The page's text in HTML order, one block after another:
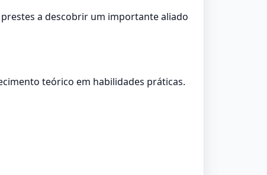
prestes a descobrir um importante aliado
teórico em habilidades práticas.